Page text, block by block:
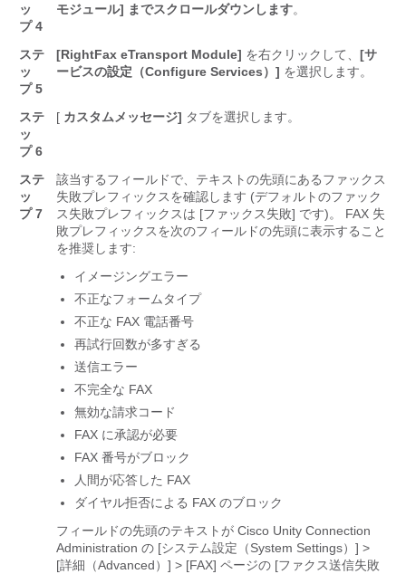
ッ
プ 4
モジュール] までスクロールダウンします。
ステ
ッ
プ 5
[RightFax eTransport Module] を右クリックして、 [サ
ービスの設定（Configure Services）] を選択します。
ステ
ッ
プ 6
[ カスタムメッセージ] タブを選択します。
ステ
ッ
プ 7
該当するフィールドで、テキストの先頭にあるファックス
失敗プレフィックスを確認します (デフォルトのファック
ス失敗プレフィックスは [ファックス失敗] です)。 FAX 失
敗プレフィックスを次のフィールドの先頭に表示すること
を推奨します:
イメージングエラー
不正なフォームタイプ
不正な FAX 電話番号
再試行回数が多すぎる
送信エラー
不完全な FAX
無効な請求コード
FAX に承認が必要
FAX 番号がブロック
人間が応答した FAX
ダイヤル拒否による FAX のブロック
フィールドの先頭のテキストが Cisco Unity Connection
Administration の [システム設定（System Settings）] >
[詳細（Advanced）] > [FAX] ページの [ファクス送信失敗